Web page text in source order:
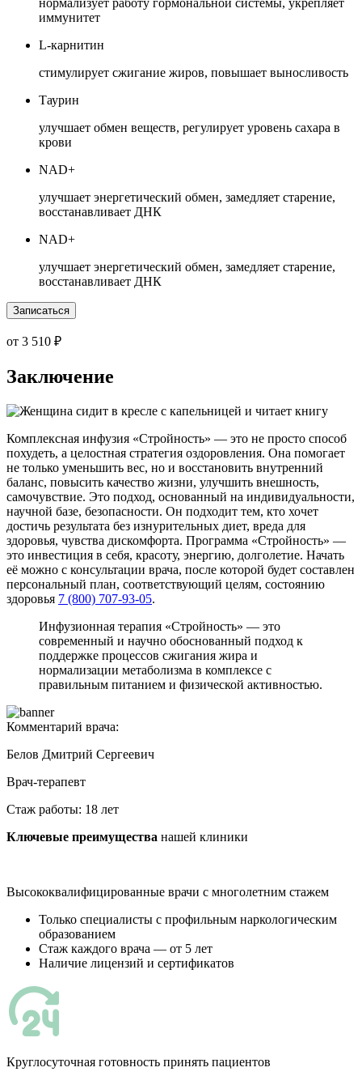
нормализует работу гормональной системы, укрепляет
иммунитет
L-карнитин
стимулирует сжигание жиров, повышает выносливость
Таурин
улучшает обмен веществ, регулирует уровень сахара в
крови
NAD+
улучшает энергетический обмен, замедляет старение,
восстанавливает ДНК
NAD+
улучшает энергетический обмен, замедляет старение,
восстанавливает ДНК
Записаться
от 3 510 ₽
Заключение
Комплексная инфузия «Стройность» — это не просто способ
похудеть, а целостная стратегия оздоровления. Она помогает
не только уменьшить вес, но и восстановить внутренний
баланс, повысить качество жизни, улучшить внешность,
самочувствие. Это подход, основанный на индивидуальности,
научной базе, безопасности. Он подходит тем, кто хочет
достичь результата без изнурительных диет, вреда для
здоровья, чувства дискомфорта. Программа «Стройность» —
это инвестиция в себя, красоту, энергию, долголетие. Начать
её можно с консультации врача, после которой будет составлен
персональный план, соответствующий целям, состоянию
здоровья 7 (800) 707-93-05.
Инфузионная терапия «Стройность» — это
современный и научно обоснованный подход к
поддержке процессов сжигания жира и
нормализации метаболизма в комплексе с
правильным питанием и физической активностью.
Комментарий врача:
Белов Дмитрий Сергеевич
Врач-терапевт
Стаж работы: 18 лет
Ключевые преимущества нашей клиники
Высококвалифицированные врачи с многолетним стажем
Только специалисты с профильным наркологическим
образованием
Стаж каждого врача — от 5 лет
Наличие лицензий и сертификатов
Круглосуточная готовность принять пациентов